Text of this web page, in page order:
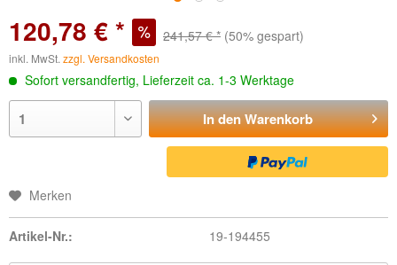
120,78 € * 241,57 € * (50% gespart)
inkl. MwSt. zzgl. Versandkosten
Sofort versandfertig, Lieferzeit ca. 1-3 Werktage
In denWarenkorb
Merken
Artikel-Nr.: 19-194455